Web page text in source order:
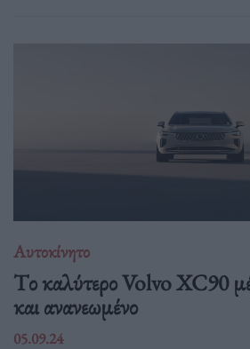
Αυτοκίνητο
Tο καλύτερο Volvo XC90
και ανανεωμένο
05.09.24